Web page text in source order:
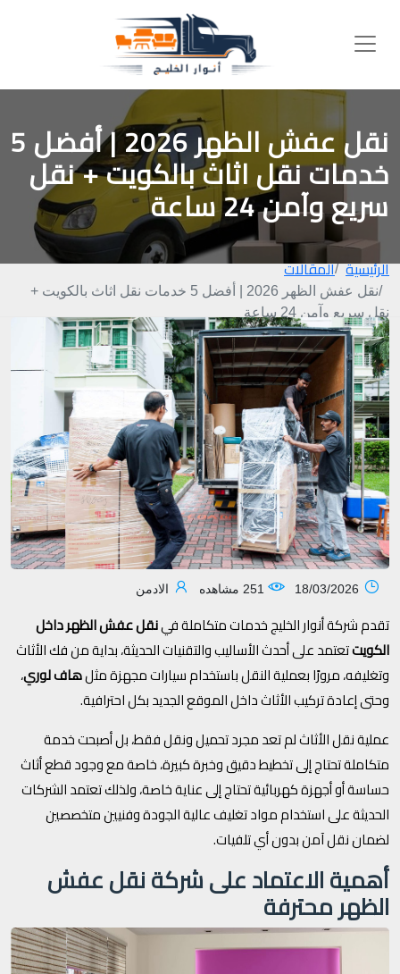
نقل عفش الظهر 2026 | أفضل 5
خدمات نقل اثاث بالكويت + نقل
سريع وآمن 24 ساعة
الرئيسية المقالات
نقل عفش الظهر 2026 | أفضل 5 خدمات نقل اثاث بالكويت +
نقل سريع وآمن 24 ساعة
الادمن
تقدم شركة أنوار الخليج خدمات متكاملة فينقل عفش الظهر داخل
الكويتتعتمد على أحدث الأساليب والتقنيات الحديثة، بداية من فك الأثاث
وتغليفه، مرورًا بعملية النقل باستخدام سيارات مجهزة مثلهاف لوري،
وحتى إعادة تركيب الأثاث داخل الموقع الجديد بكل احترافية.
عملية نقل الأثاث لم تعد مجرد تحميل ونقل فقط، بل أصبحت خدمة
متكاملة تحتاج إلى تخطيط دقيق وخبرة كبيرة، خاصة مع وجود قطع أثاث
حساسة أو أجهزة كهربائية تحتاج إلى عناية خاصة، ولذلك تعتمد الشركات
الحديثة على استخدام مواد تغليف عالية الجودة وفنيين متخصصين
لضمان نقل آمن بدون أي تلفيات.
أهمية الاعتماد على شركة نقل عفش
الظهر محترفة